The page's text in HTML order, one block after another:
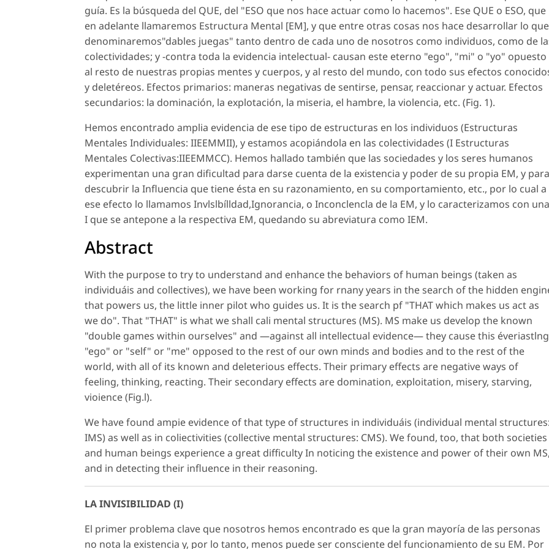
guía. Es la búsqueda del QUE, del "ESO que nos hace actuar como lo hacemos". Ese QUE o ESO, que
en adelante llamaremos Estructura Mental [EM], y que entre otras cosas nos hace desarrollar lo que
denominaremos"dables juegas" tanto dentro de cada uno de nosotros como individuos, como de
colectividades; y -contra toda la evidencia intelectual- causan este eterno "ego", "mi" o "yo" opuesto
al resto de nuestras propias mentes y cuerpos, y al resto del mundo, con todo sus efectos
y deletéreos. Efectos primarios: maneras negativas de sentirse, pensar, reaccionar y actuar. Efectos
secundarios: la dominación, la explotación, la miseria, el hambre, la violencia, etc. (Fig. 1).
Hemos encontrado amplia evidencia de ese tipo de estructuras en los individuos (Estructuras
Mentales Individuales: IIEEMMII), y estamos acopiándola en las colectividades (I Estructuras
Mentales Colectivas:IIEEMMCC). Hemos hallado también que las sociedades y los seres humanos
experimentan una gran dificultad para darse cuenta de la existencia y poder de su propia EM, y para
descubrir la Influencia que tiene ésta en su razonamiento, en su comportamiento, etc., por lo cual a
ese efecto lo llamamos Invlslbílldad,Ignorancia, o Inconclencla de la EM, y lo caracterizamos con una
I que se antepone a la respectiva EM, quedando su abreviatura como IEM.
Abstract
With the purpose to try to understand and enhance the behaviors of human beings (taken as
individuáis and collectives), we have been working for rnany years in the search of the hidden
that powers us, the little inner pilot who guides us. It is the search pf "THAT which makes us act as
we do". That "THAT" is what we shall cali mental structures (MS). MS make us develop the known
"double games within ourselves" and —against all intellectual evidence— they cause this éveriastlng
"ego" or "self" or "me" opposed to the rest of our own minds and bodies and to the rest of the
world, with all of its known and deleterious effects. Their primary effects are negative ways of
feeling, thinking, reacting. Their secondary effects are domination, exploitation, misery, starving,
vioience (Fig.l).
We have found ampie evidence of that type of structures in individuáis (individual mental structures:
IMS) as well as in coliectivities (collective mental structures: CMS). We found, too, that both societies
and human beings experience a great difficulty In noticing the existence and power of their own MS,
and in detecting their influence in their reasoning.
LA INVISIBILIDAD (I)
El primer problema clave que nosotros hemos encontrado es que la gran mayoría de las personas
no nota la existencia y, por lo tanto, menos puede ser consciente del funcionamiento de su EM. Por